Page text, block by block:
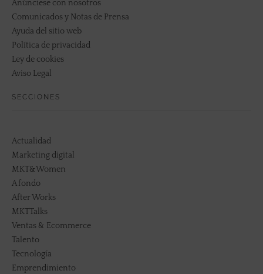
Anúnciese con nosotros
Comunicados y Notas de Prensa
Ayuda del sitio web
Política de privacidad
Ley de cookies
Aviso Legal
SECCIONES
Actualidad
Marketing digital
MKT&Women
A fondo
After Works
MKTTalks
Ventas & Ecommerce
Talento
Tecnología
Emprendimiento